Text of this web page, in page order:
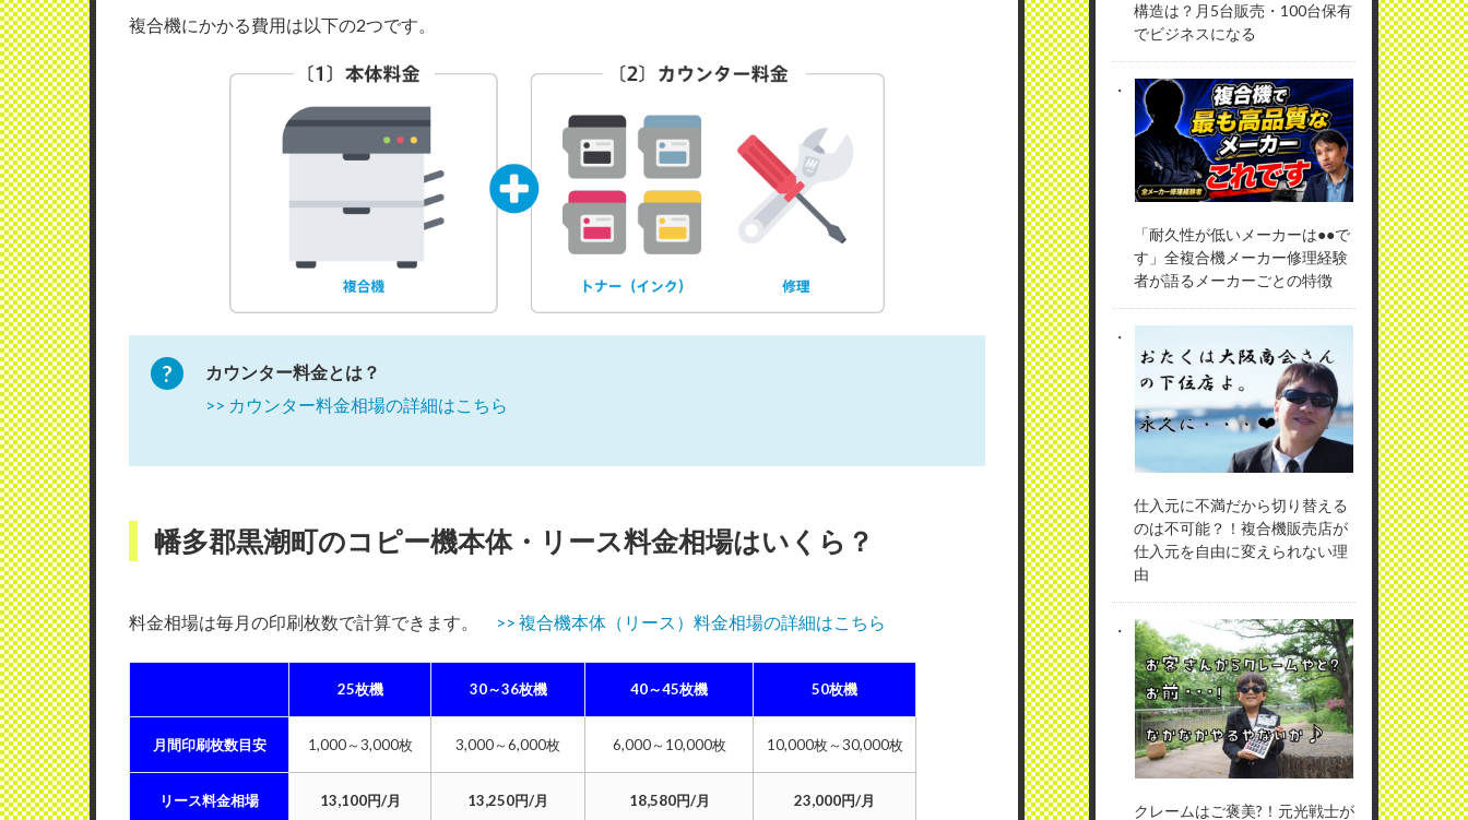
複合機にかかる費用は以下の2つです。
カウンター料金とは？
>> カウンター料金相場の詳細はこちら
幡多郡黒潮町のコピー機本体・リース料金相場はいくら？
料金相場は毎月の印刷枚数で計算できます。 >> 複合機本体（リース）料金相場の詳細はこちら
25枚機 30～36枚機 40～45枚機 50枚機
月間印刷枚数目安 1,000～3,000枚 3,000～6,000枚 6,000～10,000枚 10,000枚～30,000枚
リース料金相場 13,100円/月 13,250円/月 18,580円/月 23,000円/月
構造は？月5台販売・100台保有
でビジネスになる
「耐久性が低いメーカーは●●で
す」全複合機メーカー修理経験
者が語るメーカーごとの特徴
仕入元に不満だから切り替える
のは不可能？！複合機販売店が
仕入元を自由に変えられない理
由
クレームはご褒美?！元光戦士が